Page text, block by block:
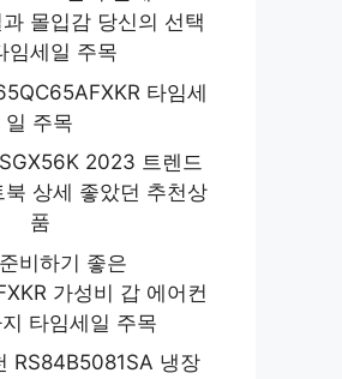
몰입감 당신의 선택
임세일 주목
타임세
일 주목
2023 트렌드
상세 좋았던 추천상
품
비하기 좋은
가성비 갑 에어컨
타임세일 주목
RS84B5081SA 냉장